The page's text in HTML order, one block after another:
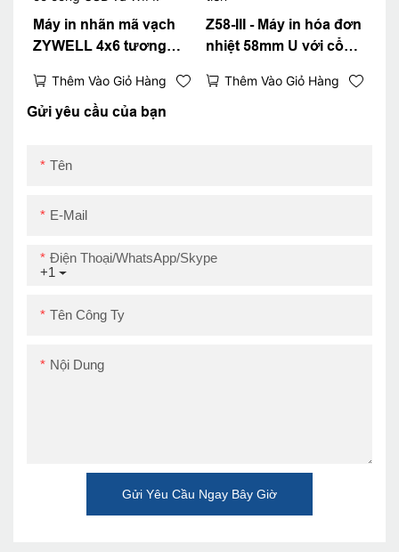
Máy in nhãn mã vạch
ZYWELL 4x6 tương
Android, có cổng USB
và WIFI.
Thêm Vào Giỏ Hàng
Z58-III - Máy in hóa đơn
nhiệt 58mm U với cổng
tiềnThêm Vào Giỏ Hàng
Gửi yêu cầu của bạn
Tên
E-Mail
+1
Điện Thoại/WhatsApp/Skype
Tên Công Ty
Nội Dung
Gửi Yêu Cầu Ngay Bây Giờ